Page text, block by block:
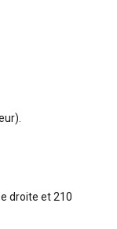
droite et 210